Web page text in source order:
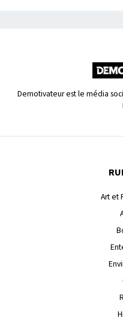
Demotivateur est le média
Art et